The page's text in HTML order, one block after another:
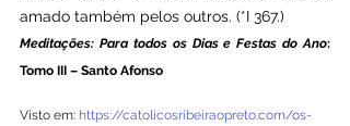
amado também pelos outros. (*I 367.)
Meditações: Para todos os Dias e Festas do Ano:
Tomo III – Santo Afonso
Visto em: https://catolicosribeiraopreto.com/os-